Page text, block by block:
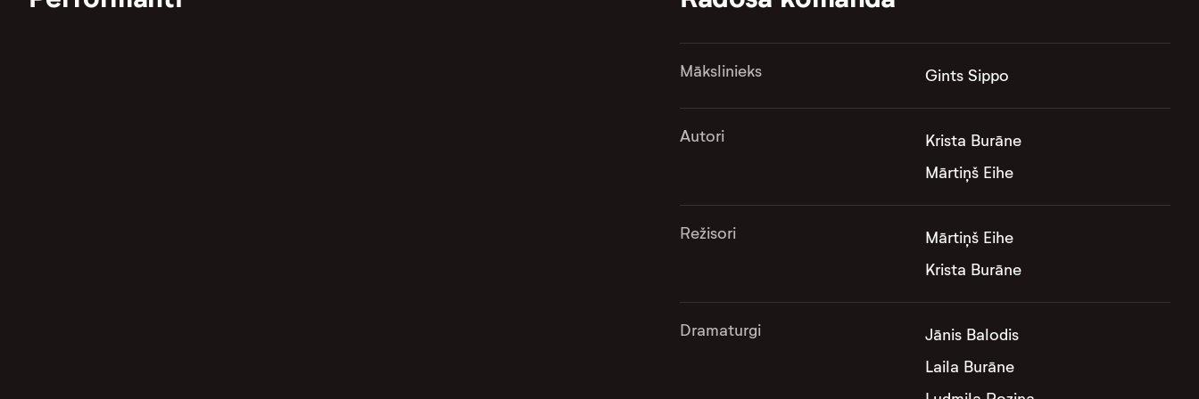
Mākslinieks Gints Sippo
Autori
Krista Burāne
Mārtiņš Eihe
Režisori
Mārtiņš Eihe
Krista Burāne
Dramaturgi
Jānis Balodis
Laila Burāne